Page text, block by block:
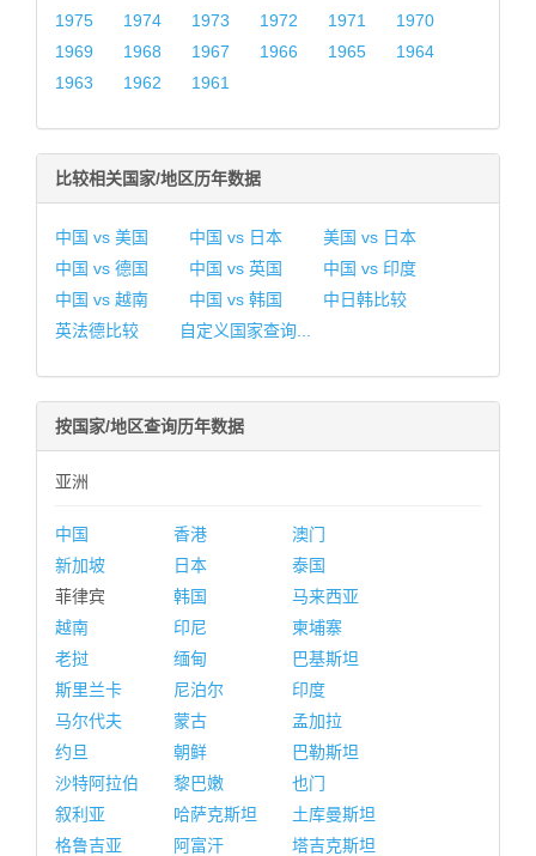
1975
1974 1973 1972 1971
1970
1969
1968 1967 1966 1965
1964
1963
1962 1961
比较相关国家/地区历年数据
中国 vs 美国 中国 vs 日本
美国 vs 日本
中国 vs 德国
中国 vs 英国
中国 vs 印度
中国 vs 越南
中国 vs 韩国
中日韩比较
英法德比较
自定义国家查询...
按国家/地区查询历年数据
亚洲
中国 香港
澳门
新加坡
日本
泰国
菲律宾
韩国
马来西亚
越南
印尼
柬埔寨
老挝
缅甸
巴基斯坦
斯里兰卡
尼泊尔
印度
马尔代夫
蒙古
孟加拉
约旦
朝鲜
巴勒斯坦
沙特阿拉伯
黎巴嫩
也门
叙利亚
哈萨克斯坦
土库曼斯坦
格鲁吉亚
阿富汗
塔吉克斯坦